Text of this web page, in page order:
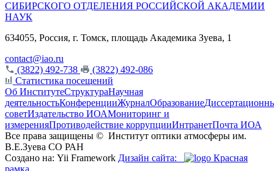
СИБИРСКОГО ОТДЕЛЕНИЯ РОССИЙСКОЙ АКАДЕМИИ
НАУК
634055, Россия, г. Томск, площадь Академика Зуева, 1
contact@iao.ru
(3822) 492-738
(3822) 492-086
Статистика посещений
Об ИнститутеСтруктураНаучная
деятельностьКонференцииЖурналОбразование
советИздательство ИОАМониторинг и
измеренияПротиводействие коррупцииИнтранетПочта ИОА
Все права защищены © Институт оптики атмосферы им.
В.Е.Зуева СО РАН
Создано на: Yii Framework Дизайн сайта:
Красная
рамка